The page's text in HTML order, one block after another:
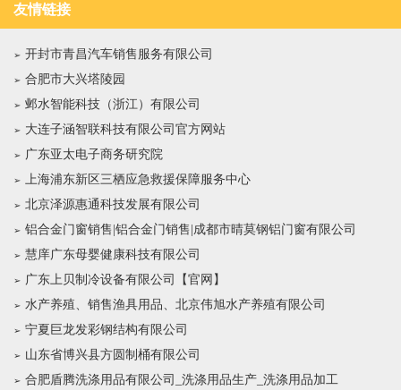
友情链接
开封市青昌汽车销售服务有限公司
合肥市大兴塔陵园
邺水智能科技（浙江）有限公司
大连子涵智联科技有限公司官方网站
广东亚太电子商务研究院
上海浦东新区三栖应急救援保障服务中心
北京泽源惠通科技发展有限公司
铝合金门窗销售|铝合金门销售|成都市晴莫钢铝门窗有限公司
慧庠广东母婴健康科技有限公司
广东上贝制冷设备有限公司【官网】
水产养殖、销售渔具用品、北京伟旭水产养殖有限公司
宁夏巨龙发彩钢结构有限公司
山东省博兴县方圆制桶有限公司
合肥盾腾洗涤用品有限公司_洗涤用品生产_洗涤用品加工